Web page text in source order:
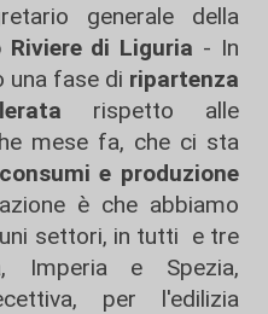
generale della
Riviere di Liguria - In
una fase di ripartenza
rispetto alle
mese fa, che ci sta
e produzione
è che abbiamo
settori, in tutti e tre
Imperia e Spezia,
per l'edilizia